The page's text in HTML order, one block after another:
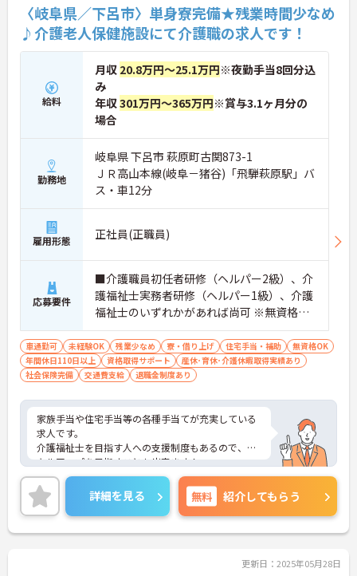
〈岐阜県／下呂市〉単身寮完備★残業時間少なめ
♪介護老人保健施設にて介護職の求人です！
給料
月収 20.8万円～25.1万円※夜勤手当8回分込
み
年収301万円～365万円※賞与3.1ヶ月分の
場合
勤務地
岐阜県 下呂市 萩原町古関873-1
ＪＲ高山本線(岐阜－猪谷)「飛騨萩原駅」バ
ス・車12分
雇用形態 正社員(正職員)
応募要件
■介護職員初任者研修（ヘルパー2級）、介
護福祉士実務者研修（ヘルパー1級）、介護
福祉士のいずれかがあれば尚可 ※無資格・
未経験相談可
車通勤可 未経験OK 残業少なめ 寮・借り上げ 住宅手当・補助
無資格OK
年間休日110日以上
資格取得サポート
産休･育休･介護休暇取得実績あり
社会保険完備
交通費支給 退職金制度あり
家族手当や住宅手当等の各種手当てが充実している
求人です。
介護福祉士を目指す人への支援制度もあるので、ス
キルアップを目指すことも出来ます！
ご興味ある方には、面接対策ポイントなど、さらに
詳細をお話しいたしますのでお気軽にご相談くださ
い！
詳細を見る 無料 紹介してもらう
更新日：2025年05月28日